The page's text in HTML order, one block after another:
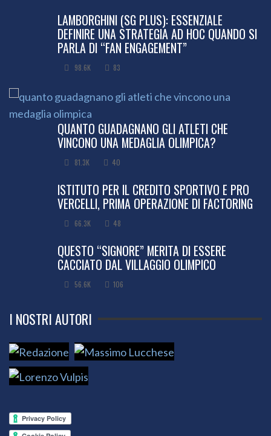
LAMBORGHINI (SG PLUS): ESSENZIALE
DEFINIRE UNA STRATEGIA AD HOC QUANDO SI
PARLA DI “FAN ENGAGEMENT”
98.6K 83
QUANTO GUADAGNANO GLI ATLETI CHE
VINCONO UNA MEDAGLIA OLIMPICA?
81.3K 40
ISTITUTO PER IL CREDITO SPORTIVO E PRO
VERCELLI, PRIMA OPERAZIONE DI FACTORING
66.3K 48
QUESTO “SIGNORE” MERITA DI ESSERE
CACCIATO DAL VILLAGGIO OLIMPICO
56.6K 106
I NOSTRI AUTORI